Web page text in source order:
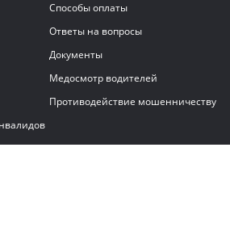
Способы оплаты
Ответы на вопросы
Документы
Медосмотр водителей
Противодействие мошенничеству